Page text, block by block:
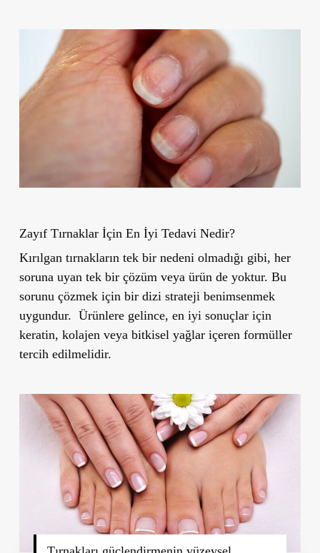
Zayıf Tırnaklar İçin En İyi Tedavi Nedir?
Kırılgan tırnakların tek bir nedeni olmadığı gibi, her
soruna uyan tek bir çözüm veya ürün de yoktur. Bu
sorunu çözmek için bir dizi strateji benimsenmek
uygundur. Ürünlere gelince, en iyi sonuçlar için
keratin, kolajen veya bitkisel yağlar içeren formüller
tercih edilmelidir.